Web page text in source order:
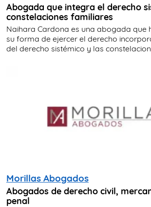
Abogada que integra el derecho
constelaciones familiares
Naihara Cardona es una abogada que
su forma de ejercer el derecho
del derecho sistémico y las
Morillas Abogados
Abogados de derecho civil,
penal